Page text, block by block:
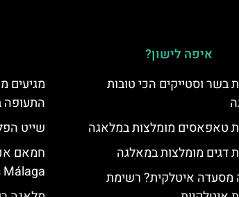
איפה לישון?
בשר וסטייקים הכי טובות
טאפאסים מומלצות במלאגה
דגים מומלצות במאלגה
מסעדה איטלקית? רשימת
מגיעים
התעופה
שייט